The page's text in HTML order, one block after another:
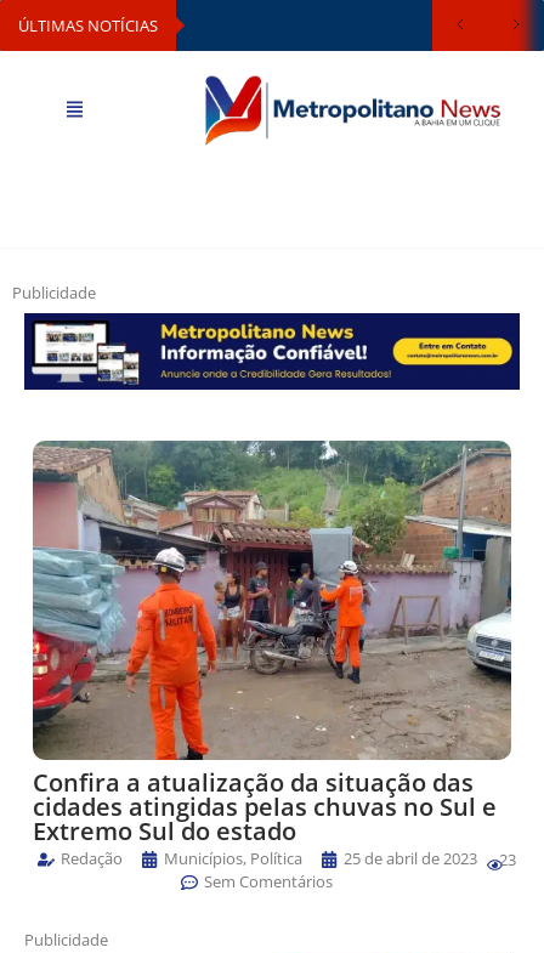
ÚLTIMAS NOTÍCIAS
Publicidade
Confira a atualização da situação das
cidades atingidas pelas chuvas no Sul e
Extremo Sul do estado
Redação Municípios, Política
25 de abril de 2023
Sem Comentários
23
Publicidade